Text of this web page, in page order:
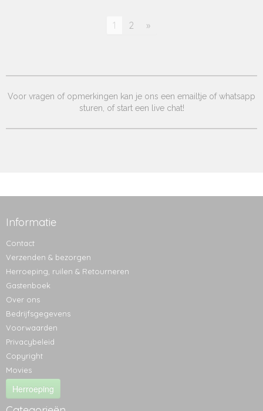
1 2 »
Voor vragen of opmerkingen kan je ons een emailtje of whatsapp
sturen, of start een live chat!
Informatie
Contact
Verzenden & bezorgen
Herroeping, ruilen & Retourneren
Gastenboek
Over ons
Bedrijfsgegevens
Voorwaarden
Privacybeleid
Copyright
Movies
Herroeping